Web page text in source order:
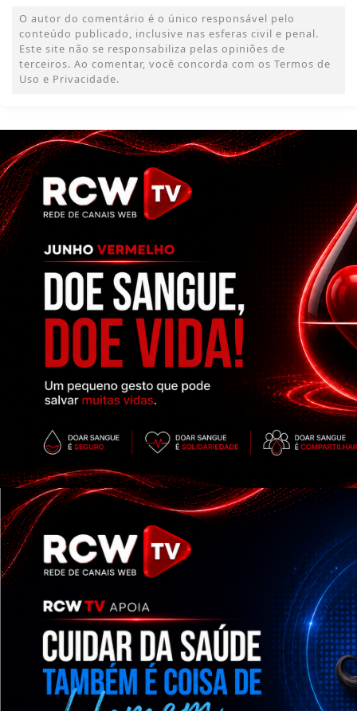
O autor do comentário é o único responsável pelo
conteúdo publicado, inclusive nas esferas civil e penal.
Este site não se responsabiliza pelas opiniões de
terceiros. Ao comentar, você concorda com os Termos de
Uso e Privacidade.